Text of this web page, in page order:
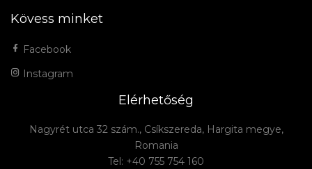
Kövess minket
Facebook
Instagram
Elérhetőség
Nagyrét utca 32 szám., Csíkszereda, Hargita megye,
Romania
Tel: +40 755 754 160